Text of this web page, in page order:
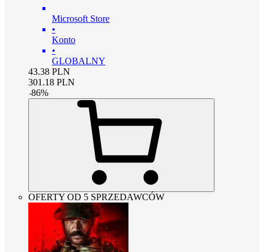
Microsoft Store
•
Konto
•
GLOBALNY
43.38 PLN
301.18 PLN
-86%
OFERTY OD 5 SPRZEDAWCÓW